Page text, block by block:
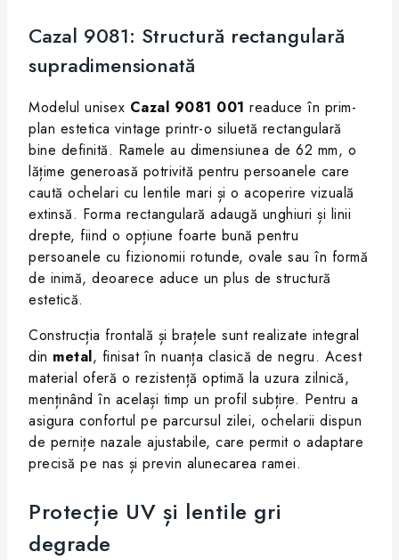
Cazal 9081: Structură rectangulară
supradimensionată
Modelul unisex Cazal 9081 001 readuce în prim-
plan estetica vintage printr-o siluetă rectangulară
bine definită. Ramele au dimensiunea de 62 mm, o
lățime generoasă potrivită pentru persoanele care
caută ochelari cu lentile mari și o acoperire vizuală
extinsă. Forma rectangulară adaugă unghiuri și linii
drepte, fiind o opțiune foarte bună pentru
persoanele cu fizionomii rotunde, ovale sau în formă
de inimă, deoarece aduce un plus de structură
estetică.
Construcția frontală și brațele sunt realizate integral
din metal, finisat în nuanța clasică de negru. Acest
material oferă o rezistență optimă la uzura zilnică,
menținând în același timp un profil subțire. Pentru a
asigura confortul pe parcursul zilei, ochelarii dispun
de pernițe nazale ajustabile, care permit o adaptare
precisă pe nas și previn alunecarea ramei.
Protecție UV și lentile gri
degrade